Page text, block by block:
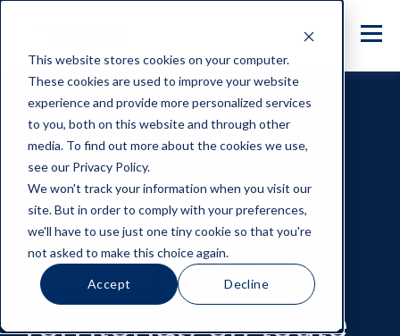
This website stores cookies on your computer.
These cookies are used to improve your website
experience and provide more personalized services
to you, both on this website and through other
media. To find out more about the cookies we use,
see our Privacy Policy.
We won't track your information when you visit our
site. But in order to comply with your preferences,
we'll have to use just one tiny cookie so that you're
not asked to make this choice again.
Accept Decline
Organisez vos
élections duCST
(Comité Social
Territorial) en toute